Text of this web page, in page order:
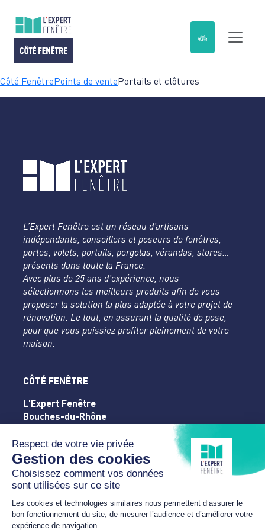
Passer
Côté FenêtrePoints de ventePortails et clôtures
L’Expert Fenêtre est un réseau d’artisans
indépendants, conseillers et poseurs de fenêtres,
portes, volets, portails, pergolas, vérandas, stores…
présents dans toute la France.
Avec plus de 25 ans d’expérience, nous
sélectionnons les meilleurs produits afin de vous
proposer la solution la plus adaptée à votre projet de
rénovation. Le tout, en assurant la qualité de pose,
pour que vous puissiez profiter pleinement de votre
maison.
CÔTÉ FENÊTRE
L'Expert Fenêtre
Bouches-du-Rhône
Rue de la Silice - ZA de La Massane
13210 SAINT-REMY-DE-PROVENCE
04 32 61 46 63